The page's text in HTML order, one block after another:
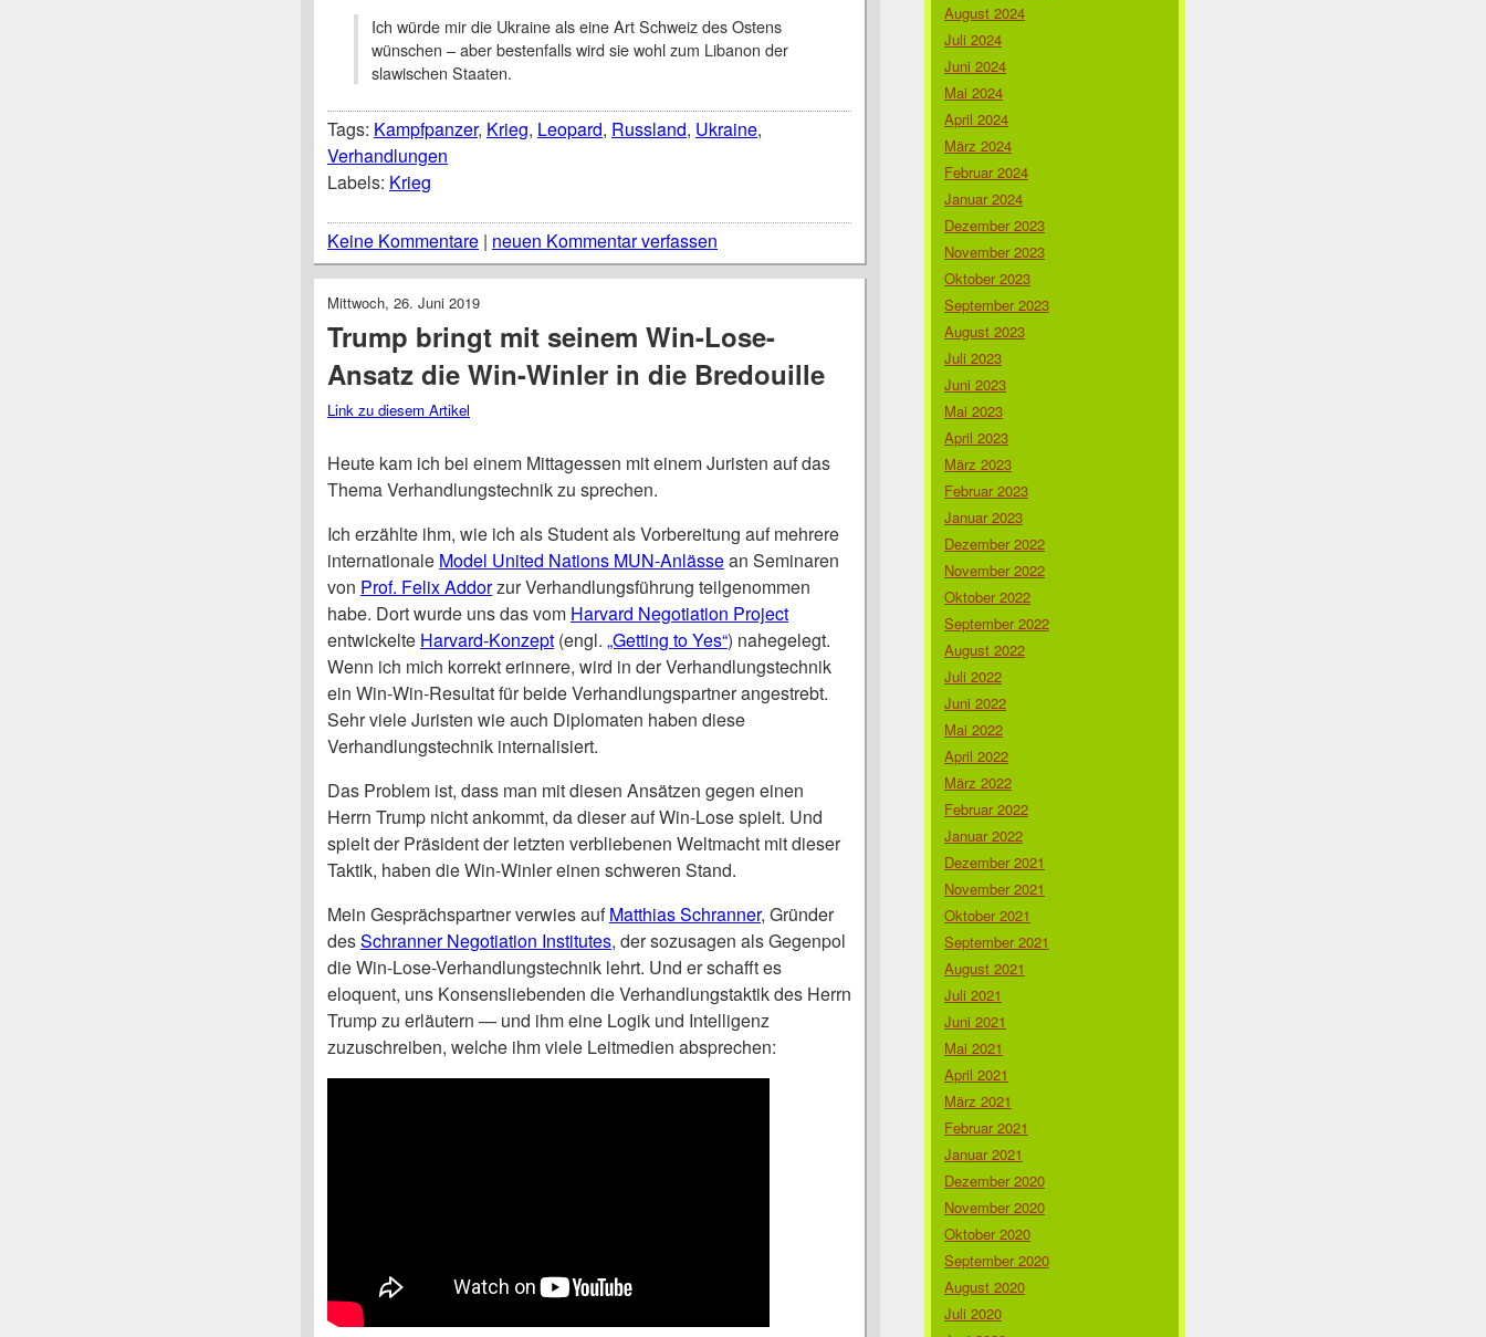
Ich würde mir die Ukraine als eine Art Schweiz des Ostens
wünschen – aber bestenfalls wird sie wohl zum Libanon der
slawischen Staaten.
Tags: Kampfpanzer, Krieg, Leopard, Russland, Ukraine,
Verhandlungen
Labels: Krieg
Keine Kommentare | neuen Kommentar verfassen
Mittwoch, 26. Juni 2019
Trump bringt mit seinem Win-Lose-
Ansatz die Win-Winler in die Bredouille
Link zu diesem Artikel
Heute kam ich bei einem Mittagessen mit einem Juristen auf das
Thema Verhandlungstechnik zu sprechen.
Ich erzählte ihm, wie ich als Student als Vorbereitung auf mehrere
internationale Model United Nations MUN-Anlässean Seminaren
von Prof. Felix Addorzur Verhandlungsführung teilgenommen
habe. Dort wurde uns das vom Harvard Negotiation Project
entwickelte Harvard-Konzept (engl. „Getting to Yes“) nahegelegt.
Wenn ich mich korrekt erinnere, wird in der Verhandlungstechnik
ein Win-Win-Resultat für beide Verhandlungspartner angestrebt.
Sehr viele Juristen wie auch Diplomaten haben diese
Verhandlungstechnik internalisiert.
Das Problem ist, dass man mit diesen Ansätzen gegen einen
Herrn Trump nicht ankommt, da dieser auf Win-Lose spielt. Und
spielt der Präsident der letzten verbliebenen Weltmacht mit dieser
Taktik, haben die Win-Winler einen schweren Stand.
Mein Gesprächspartner verwies aufMatthias Schranner, Gründer
desSchranner Negotiation Institutes, der sozusagen als Gegenpol
die Win-Lose-Verhandlungstechnik lehrt. Und er schafft es
eloquent, uns Konsensliebenden die Verhandlungstaktik des Herrn
Trump zu erläutern — und ihm eine Logik und Intelligenz
zuzuschreiben, welche ihm viele Leitmedien absprechen:
August 2024
Juli 2024
Juni 2024
Mai 2024
April 2024
März 2024
Februar 2024
Januar 2024
Dezember 2023
November 2023
Oktober 2023
September 2023
August 2023
Juli 2023
Juni 2023
Mai 2023
April 2023
März 2023
Februar 2023
Januar 2023
Dezember 2022
November 2022
Oktober 2022
September 2022
August 2022
Juli 2022
Juni 2022
Mai 2022
April 2022
März 2022
Februar 2022
Januar 2022
Dezember 2021
November 2021
Oktober 2021
September 2021
August 2021
Juli 2021
Juni 2021
Mai 2021
April 2021
März 2021
Februar 2021
Januar 2021
Dezember 2020
November 2020
Oktober 2020
September 2020
August 2020
Juli 2020